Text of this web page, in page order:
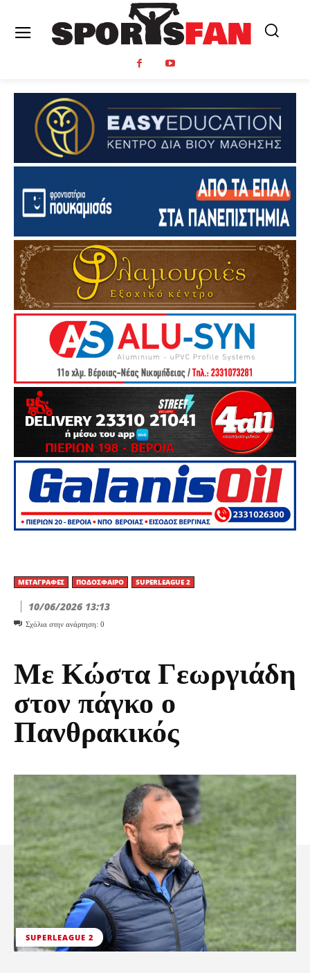
ΜΕΤΑΓΡΑΦΈΣ ΠΟΔΌΣΦΑΙΡΟ SUPERLEAGUE 2
10/06/2026 13:13
Σχόλια στην ανάρτηση: 0
Με Κώστα Γεωργιάδη
στον πάγκο ο
Πανθρακικός
SUPERLEAGUE 2